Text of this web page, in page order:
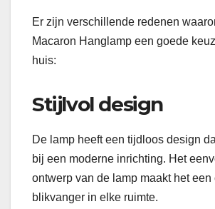
Er zijn verschillende redenen
Macaron Hanglamp een goede
huis:
Stijlvol design
De lamp heeft een tijdloos design
bij een moderne inrichting. Het
ontwerp van de lamp maakt het
blikvanger in elke ruimte.